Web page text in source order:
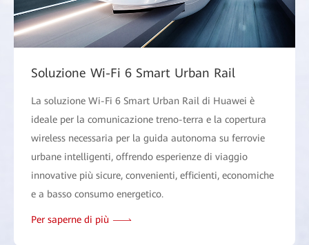
Soluzione Wi-Fi 6 Smart Urban Rail
La soluzione Wi-Fi 6 Smart Urban Rail di Huawei è
ideale per la comunicazione treno-terra e la copertura
wireless necessaria per la guida autonoma su ferrovie
urbane intelligenti, offrendo esperienze di viaggio
innovative più sicure, convenienti, efficienti, economiche
e a basso consumo energetico.
Per saperne di più